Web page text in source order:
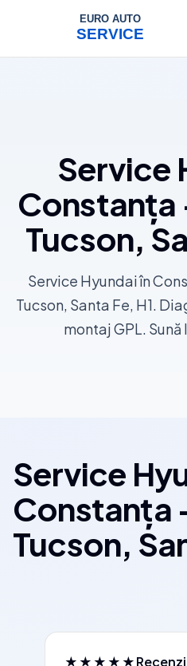
Service
Tucson,
Service Hyundai în
Tucson, Santa Fe, H1.
montaj GPL.
Service
Constanța
Tucson,
★★★★★